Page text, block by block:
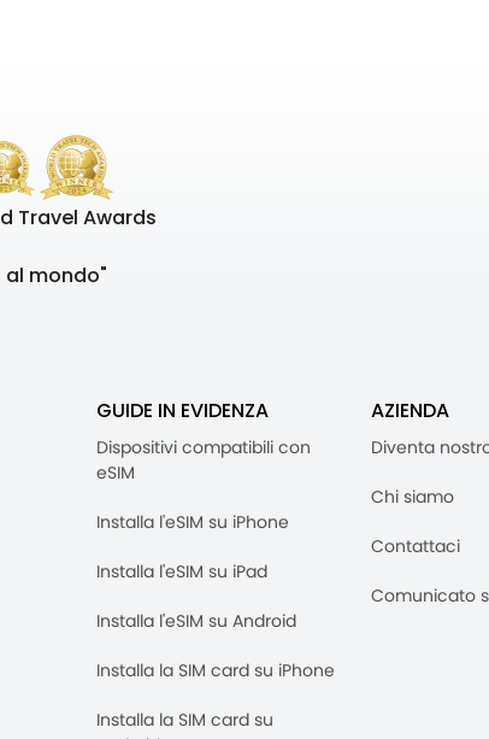
Travel Awards
al mondo"
GUIDE IN EVIDENZA
Dispositivi compatibili con
eSIM
Installa l'eSIM su iPhone
Installa l'eSIM su iPad
Installa l'eSIM su Android
Installa la SIM card su iPhone
Installa la SIM card su
AZIENDA
Diventa
Chi siamo
Contattaci
Comunicato